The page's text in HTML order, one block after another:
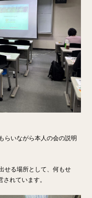
らいながら本人の会の説明
せる場所として、何もせ
れています。